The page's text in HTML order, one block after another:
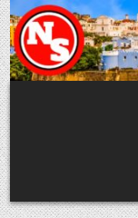
Skip to content